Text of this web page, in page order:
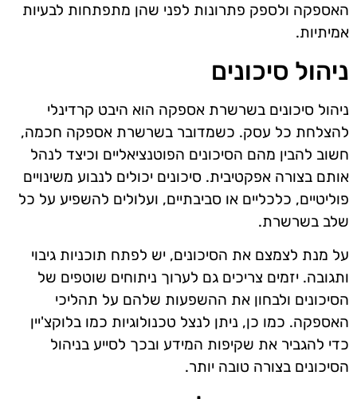
האספקה ולספק פתרונות לפני שהן מתפתחות לבעיות
אמיתיות.
ניהול סיכונים
ניהול סיכונים בשרשרת אספקה הוא היבט קרדינלי
להצלחת כל עסק. כשמדובר בשרשרת אספקה חכמה,
חשוב להבין מהם הסיכונים הפוטנציאליים וכיצד לנהל
אותם בצורה אפקטיבית. סיכונים יכולים לנבוע משינויים
פוליטיים, כלכליים או סביבתיים, ועלולים להשפיע על כל
שלב בשרשרת.
על מנת לצמצם את הסיכונים, יש לפתח תוכניות גיבוי
ותגובה. יזמים צריכים גם לערוך ניתוחים שוטפים של
הסיכונים ולבחון את ההשפעות שלהם על תהליכי
האספקה. כמו כן, ניתן לנצל טכנולוגיות כמו בלוקצ'יין
כדי להגביר את שקיפות המידע ובכך לסייע בניהול
הסיכונים בצורה טובה יותר.